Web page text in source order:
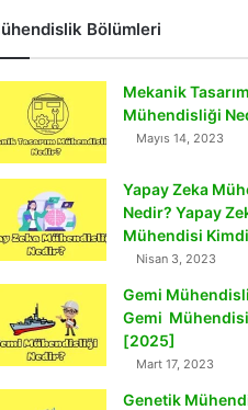
Bölümleri
Mekanik Tasarım
Mühendisliği
Mayıs 14, 2023
Yapay Zeka
Nedir? Yapay
Mühendisi
Nisan 3, 2023
Gemi
Gemi
[2025]
Mart 17, 2023
Genetik